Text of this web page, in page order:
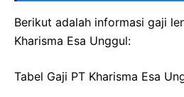
Berikut adalah informasi gaji
Kharisma Esa Unggul:
Tabel Gaji PT Kharisma Esa